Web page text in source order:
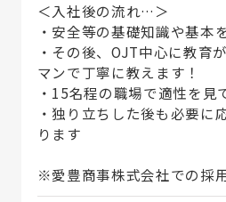
＜入社後の流れ…＞
・安全等の基礎知識や基本
・その後、OJT中心に教育
マンで丁寧に教えます！
・15名程の職場で適性を見
・独り立ちした後も必要に
ります
※愛豊商事株式会社での採